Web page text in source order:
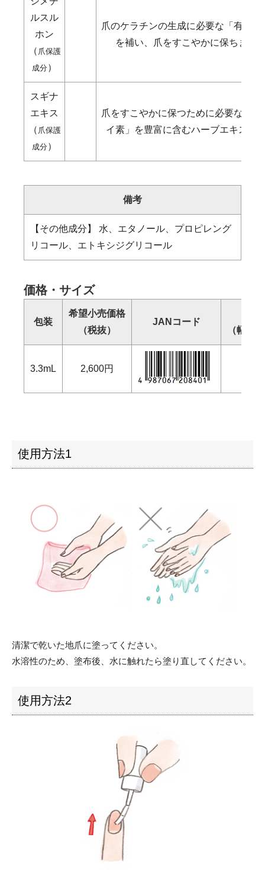
ルスル
ホン
（ 爪保護
成分）
爪のケラチンの生成に必要な「有機硫
を補い、爪をすこやかに保ちます
スギナ
エキス
（ 爪保護
成分）
爪をすこやかに保つために必要な「有
イ素」を豊富に含むハーブエキスで
備考
【その他成分】 水、エタノール、プロピレング
リコール、エトキシジグリコール
価格・サイズ
包装
希望小売価格
（税抜）
JANコード
（幅×
3.3mL 2,600円
使用方法1
清潔で乾いた地爪に塗ってください。
水溶性のため、塗布後、水に触れたら塗り直してください。
使用方法2